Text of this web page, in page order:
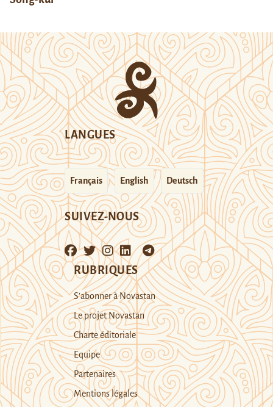
LANGUES
Français English Deutsch
SUIVEZ-NOUS
RUBRIQUES
S’abonner à Novastan
Le projet Novastan
Charte éditoriale
Equipe
Partenaires
Mentions légales